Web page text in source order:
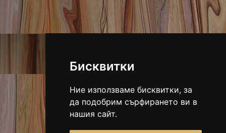
Бисквитки
Ние използваме бисквитки, за
да подобрим сърфирането ви в
нашия сайт.
2026, Всички права запазени.